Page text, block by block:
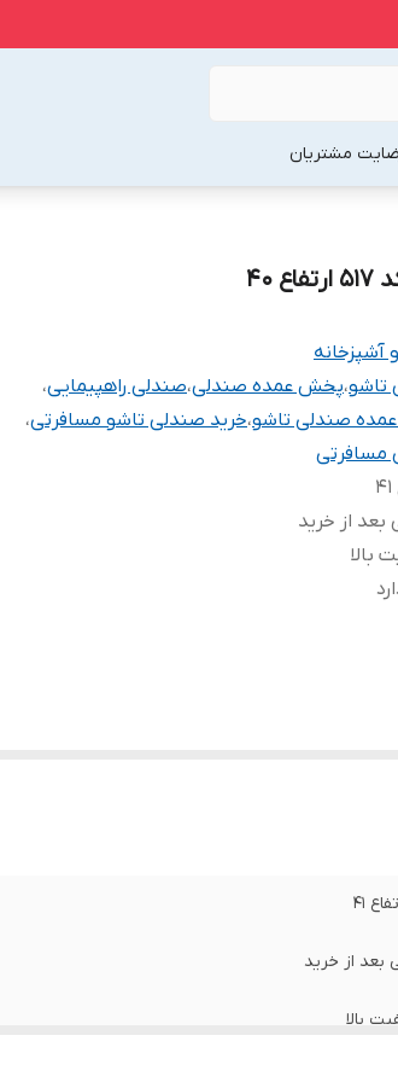
مشتریان
آشپزخانه
تاشو،پخش عمده صندلی،صندلی راهپیمایی،
صندلی تاشو،خرید صندلی تاشو مسافرتی،
مسافرتی
از خرید
بالا
بعد از خرید
بالا